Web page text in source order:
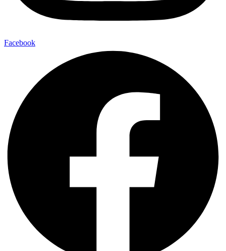
Facebook